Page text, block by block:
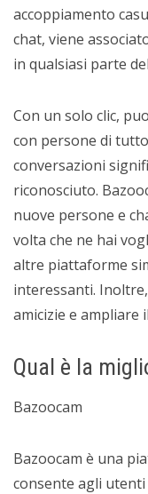
accoppiamento
chat, viene
in qualsiasi parte
Con un solo clic,
con persone di
conversazioni
riconosciuto.
nuove persone e
volta che ne hai
altre piattaforme
interessanti.
amicizie e ampliare
Qual è la
Bazoocam
Bazoocam è una
consente agli